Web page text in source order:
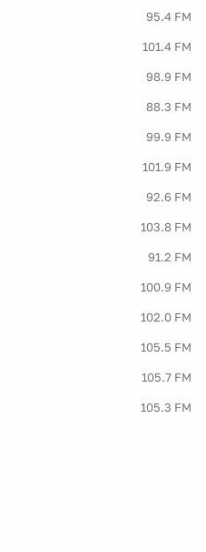
95.4 FM
101.4 FM
98.9 FM
88.3 FM
99.9 FM
101.9 FM
92.6 FM
103.8 FM
91.2 FM
100.9 FM
102.0 FM
105.5 FM
105.7 FM
105.3 FM